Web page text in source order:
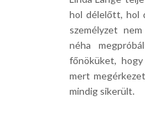
hol délelőtt, hol
személyzet
néha
főnöküket,
mert
mindig sikerült.